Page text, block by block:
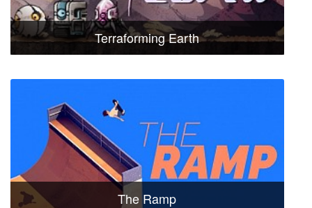
Terraforming Earth
The Ramp